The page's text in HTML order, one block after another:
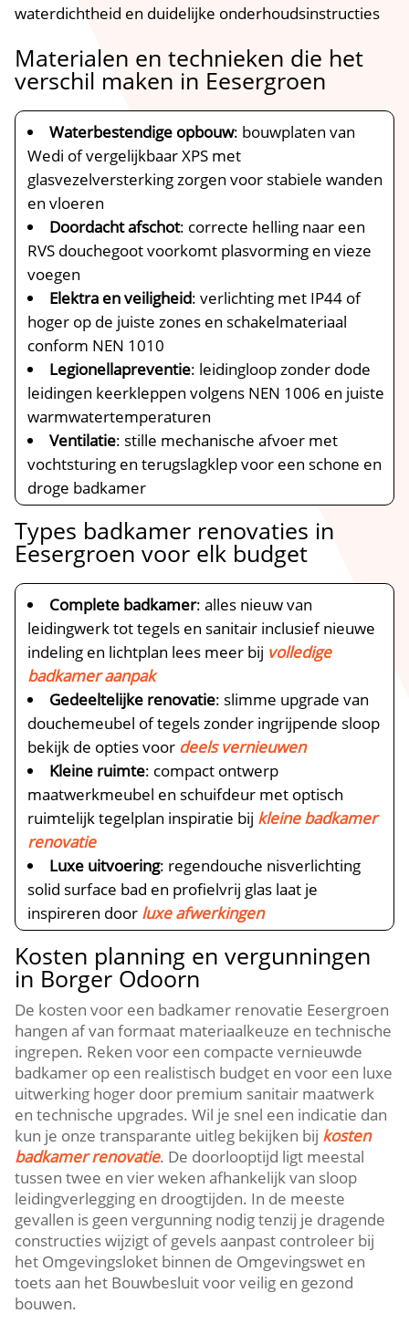
waterdichtheid en duidelijke onderhoudsinstructies
Materialen en technieken die het
verschil maken in Eesergroen
Waterbestendige opbouw: bouwplaten van
Wedi of vergelijkbaar XPS met
glasvezelversterking zorgen voor stabiele wanden
en vloeren
Doordacht afschot: correcte helling naar een
RVS douchegoot voorkomt plasvorming en vieze
voegen
Elektra en veiligheid: verlichting met IP44 of
hoger op de juiste zones en schakelmateriaal
conform NEN 1010
Legionellapreventie: leidingloop zonder dode
leidingen keerkleppen volgens NEN 1006 en juiste
warmwatertemperaturen
Ventilatie: stille mechanische afvoer met
vochtsturing en terugslagklep voor een schone en
droge badkamer
Types badkamer renovaties in
Eesergroen voor elk budget
Complete badkamer: alles nieuw van
leidingwerk tot tegels en sanitair inclusief nieuwe
indeling en lichtplan lees meer bij volledige
badkamer aanpak
Gedeeltelijke renovatie: slimme upgrade van
douchemeubel of tegels zonder ingrijpende sloop
bekijk de opties voor deels vernieuwen
Kleine ruimte: compact ontwerp
maatwerkmeubel en schuifdeur met optisch
ruimtelijk tegelplan inspiratie bij kleine badkamer
renovatie
Luxe uitvoering: regendouche nisverlichting
solid surface bad en profielvrij glas laat je
inspireren door luxe afwerkingen
Kosten planning en vergunningen
in Borger Odoorn
De kosten voor een badkamer renovatie Eesergroen
hangen af van formaat materiaalkeuze en technische
ingrepen. Reken voor een compacte vernieuwde
badkamer op een realistisch budget en voor een luxe
uitwerking hoger door premium sanitair maatwerk
en technische upgrades. Wil je snel een indicatie dan
kun je onze transparante uitleg bekijken bij kosten
badkamer renovatie. De doorlooptijd ligt meestal
tussen twee en vier weken afhankelijk van sloop
leidingverlegging en droogtijden. In de meeste
gevallen is geen vergunning nodig tenzij je dragende
constructies wijzigt of gevels aanpast controleer bij
het Omgevingsloket binnen de Omgevingswet en
toets aan het Bouwbesluit voor veilig en gezond
bouwen.